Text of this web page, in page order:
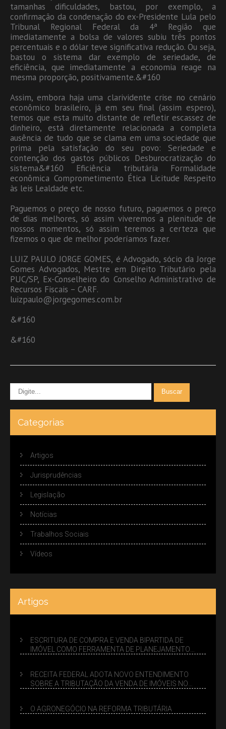
tamanhas dificuldades, bastou, por exemplo, a
confirmação da condenação do ex-Presidente Lula pelo
Tribunal Regional Federal da 4ª Região que
imediatamente a bolsa de valores subiu três pontos
percentuais e o dólar teve significativa redução. Ou seja,
bastou o sistema dar exemplo de seriedade, de
eficiência, que imediatamente a economia reage na
mesma proporção, positivamente.&#160
Assim, embora haja uma clarividente crise no cenário
econômico brasileiro, já em seu final (assim espero),
temos que esta muito distante de refletir escassez de
dinheiro, está diretamente relacionada a completa
ausência de tudo que se clama em uma sociedade que
prima pela satisfação do seu povo: Seriedade e
contenção dos gastos públicos Desburocratização do
sistema&#160 Eficiência tributária Formalidade
econômica Comprometimento Ética Licitude Respeito
às leis Lealdade etc.
Paguemos o preço de nosso futuro, paguemos o preço
de dias melhores, só assim viveremos a plenitude de
nossos momentos, só assim teremos a certeza que
fizemos o que de melhor poderíamos fazer.
LUIZ PAULO JORGE GOMES, é Advogado, sócio da Jorge
Gomes Advogados, Mestre em Direito Tributário pela
PUC/SP, Ex-Conselheiro do Conselho Administrativo de
Recursos Fiscais – CARF.
luizpaulo@jorgegomes.com.br
&#160
&#160
Categorias
Artigos
Jurisprudências
Legislação
Notícias
Trabalhos Sociais
Vídeos
Artigos
ESCRITURA DE COMPRA E VENDA BIPARTIDA DE
IMÓVEL COMO FERRAMENTA DE PLANEJAMENTO
RECEITA FEDERAL ADOTA NOVO ENTENDIMENTO
SOBRE A TRIBUTAÇÃO DA VENDA DE IMÓVEIS NO
O AGRONEGÓCIO NA REFORMA TRIBUTÁRIA